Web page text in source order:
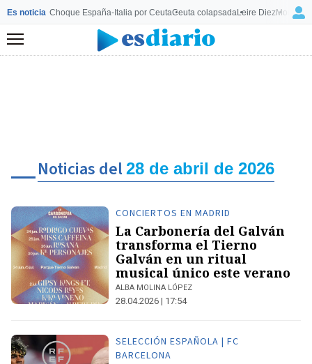
Es noticia Choque España-Italia por CeutaCeuta colapsadaLeire Diez
Menú
Noticias del28 de abril de 2026
CONCIERTOS EN MADRID
La Carbonería del Galván
transforma el Tierno
Galván en un ritual
musical único este verano
ALBA MOLINA LÓPEZ
28.04.2026 | 17:54
SELECCIÓN ESPAÑOLA | FC
BARCELONA